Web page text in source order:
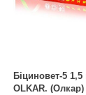
Біциновет-5
OLKAR. (Олкар)